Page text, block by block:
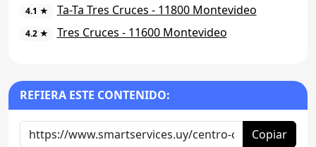
4.1 ★ Ta-Ta Tres Cruces - 11800 Montevideo
4.2 ★ Tres Cruces - 11600 Montevideo
REFIERA ESTE CONTENIDO:
Copiar